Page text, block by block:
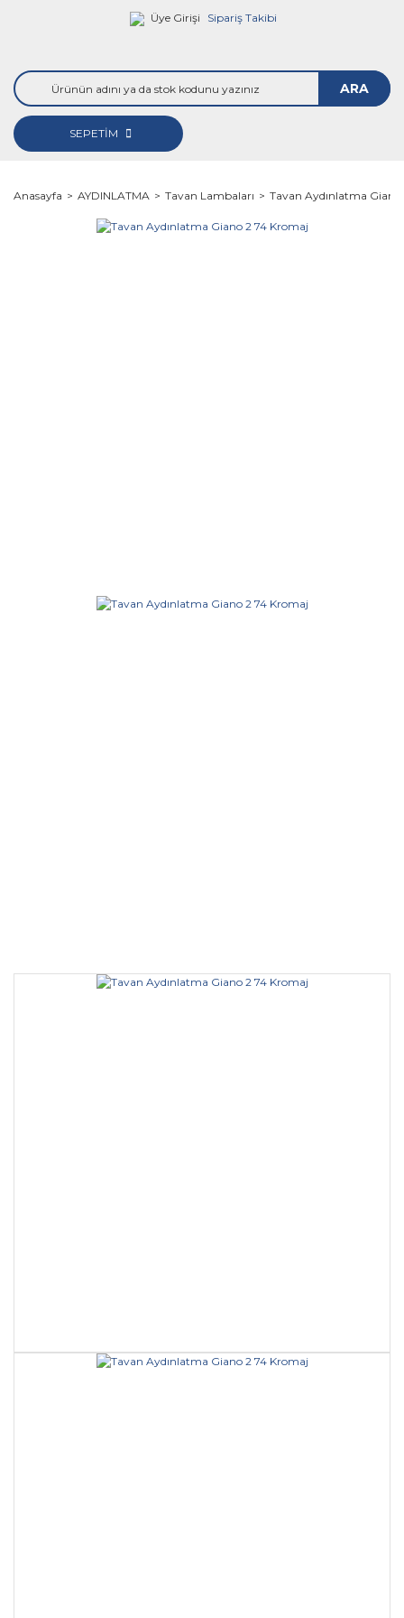
Üye Girişi Sipariş Takibi
ARA
SEPETİM
Anasayfa AYDINLATMA Tavan Lambaları Tavan Aydınlatma